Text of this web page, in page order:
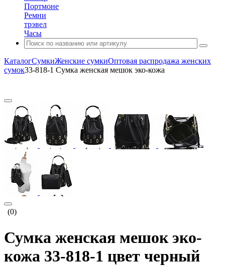
Портмоне
Ремни
трэвел
Часы
КаталогСумкиЖенские сумкиОптовая распродажа женских
сумок33-818-1 Сумка женская мешок эко-кожа
(0)
Сумка женская мешок эко-
кожа 33-818-1 цвет черный